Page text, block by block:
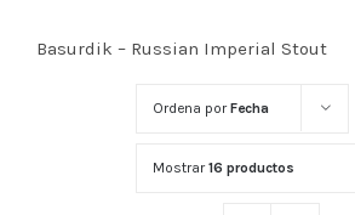
Basurdik – Russian Imperial Stout
Ordena porFecha
Mostrar16 productos